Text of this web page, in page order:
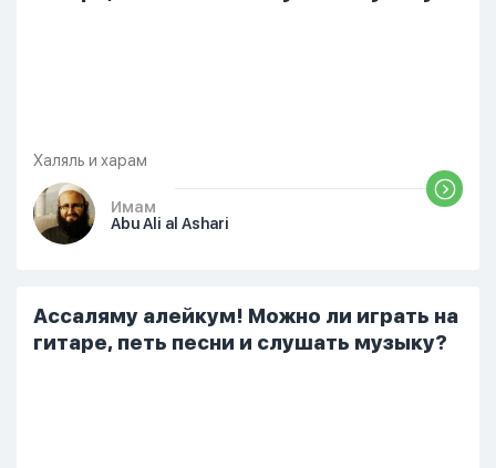
Халяль и харам
Имам
Abu Ali al Ashari
Ассаляму алейкум! Можно ли играть на
гитаре, петь песни и слушать музыку?